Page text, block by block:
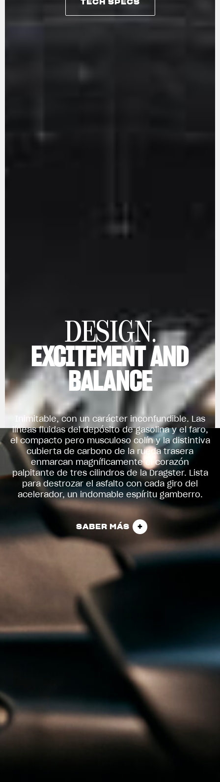
TECH SPECS
DESIGN.
EXCITEMENT AND
BALANCE
Inimitable, con un carácter inconfundible. Las
líneas fluidas del depósito de gasolina y el faro,
el compacto pero musculoso colín y la distintiva
cubierta de carbono de la rueda trasera
enmarcan magníficamente el corazón
palpitante de tres cilindros de la Dragster. Lista
para destrozar el asfalto con cada giro del
acelerador, un indomable espíritu gamberro.
SABER MÁS